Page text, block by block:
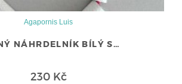
Agapornis Luis
NÁHRDELNÍK BÍLÝ S…
230 Kč